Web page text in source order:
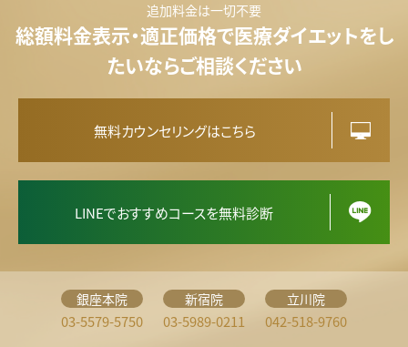
追加料金は一切不要
総額料金表示・適正価格で医療ダイエットをし
たいならご相談ください
無料カウンセリングはこちら
LINEでおすすめコースを無料診断
銀座本院
03-5579-5750
新宿院
03-5989-0211
立川院
042-518-9760